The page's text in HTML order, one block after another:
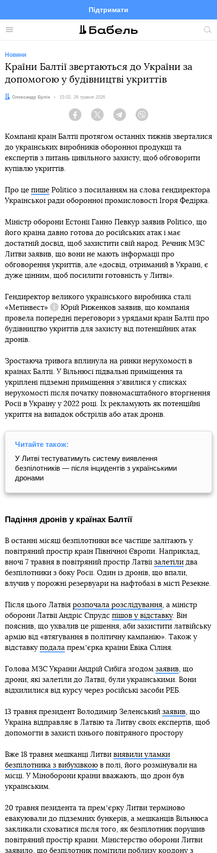
Меню
Підтримати
FacebookTelegramTwitter
Новини
Країни Балтії звертаються до України за
допомогою у будівництві укриттів
Автор:
Олександр Булін Дата:
15:02, 26 травня 2026
Facebook Twitter Telegram
Компанії країн Балтії протягом останніх тижнів зверталися
до українських виробників оборонної продукції та
експертів з питань цивільного захисту, щоб обговорити
купівлю укриттів.
Про це пише Politico з посиланням на слова гендиректора
Української ради оборонної промисловості Ігоря Федірка.
Міністр оборони Естонії Ганно Певкур заявив Politico, що
його країна давно готова до російських атак і має
достатній досвід, щоб захистити свій народ. Речник МЗС
Литви заявив, що вони не мають інформації про
обговорення укриттів, але «досвід, отриманий в Україні, є
дуже цінним, щоб посилити готовність у Литві».
Гендиректор великого українського виробника сталі
«Метінвест»
Довідка
Юрій Риженков заявив, що компанія
провела попередні переговори з урядами країн Балтії про
будівництво укриттів для захисту від потенційних атак
дронів.
Зростаюча тривога вплинула на ринки нерухомості в
країнах Балтії. У Вільнюсі підвальні приміщення та
укріплені підземні приміщення зʼявилися у списках
нерухомості після початку повномасштабного вторгнення
Росії в Україну у 2022 році. Їх рекламують як потенційні
укриття на випадок обстрілів або атак дронів.
Читайте також:
У Литві тестуватимуть систему виявлення
безпілотників — після інцидентів з українськими
дронами
Падіння дронів у країнах Балтії
В останні місяці безпілотники все частіше залітають у
повітряний простір країн Північної Європи. Наприклад,
вночі 7 травня в повітряний простір Латвії залетіли два
безпілотники з боку Росії. Один із дронів, що впали,
влучив у порожні резервуари на нафтобазі в місті Резекне.
Після цього Латвія розпочала розслідування, а міністр
оборони Латвії Андріс Спрудс пішов у відставку. Він
пояснив, що ухвалив це рішення, аби захистити латвійську
армію від «втягування в політичну кампанію». Також у
відставку подала премʼєрка країни Евіка Сіліня.
Голова МЗС України Андрій Сибіга згодом заявив, що
дрони, які залетіли до Латвії, були українськими. Вони
відхилилися від курсу через російські засоби РЕБ.
13 травня президент Володимир Зеленський заявив, що
Україна відправляє в Латвію та Литву своїх експертів, щоб
допомогти в захисті їхнього повітряного простору
Вже 18 травня мешканці Литви виявили уламки
безпілотника з вибухівкою в полі, його розмінували на
місці. У Міноборони країни вважають, що дрон був
українським.
20 травня пезидента та премʼєрку Литви терміново
евакуювали до підземних бункерів, а мешканців Вільнюса
закликали сховатися після того, як безпілотник порушив
повітряний простір країни. Міністерство оборони Литви
заявило, що безпілотник помітили поблизу кордону з